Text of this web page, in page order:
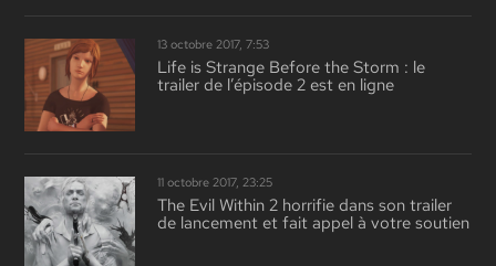
13 octobre 2017, 7:53
Life is Strange Before the Storm : le
trailer de l’épisode 2 est en ligne
11 octobre 2017, 23:25
The Evil Within 2 horrifie dans son trailer
de lancement et fait appel à votre soutien